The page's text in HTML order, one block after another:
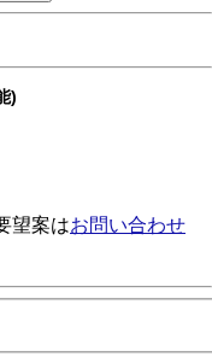
)
望案はお問い合わせ